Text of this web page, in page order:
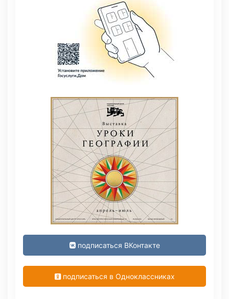
подписаться ВКонтакте
подписаться в Одноклассниках